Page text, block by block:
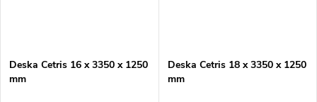
Deska Cetris 16 x 3350 x 1250
mm
Deska Cetris 18 x 3350 x 1250
mm